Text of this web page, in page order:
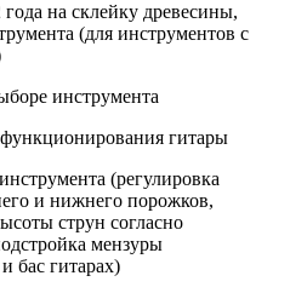
года на склейку древесины,
(для инструментов с
инструмента
гитары
инструмента (регулировка
и нижнего порожков,
струн согласно
мензуры
бас гитарах)